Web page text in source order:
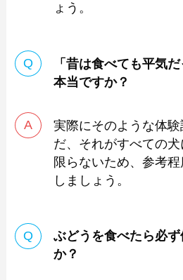
ょう。
「昔は食べても平気
本当ですか？
実際にそのような体
だ、それがすべての
限らないため、参考
しましょう。
ぶどうを食べたら必
か？